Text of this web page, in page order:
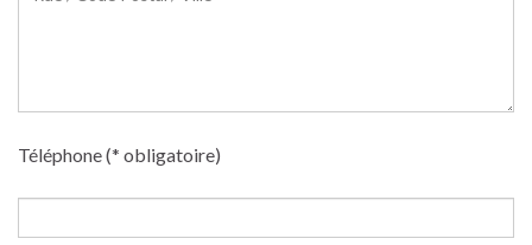
Téléphone (* obligatoire)